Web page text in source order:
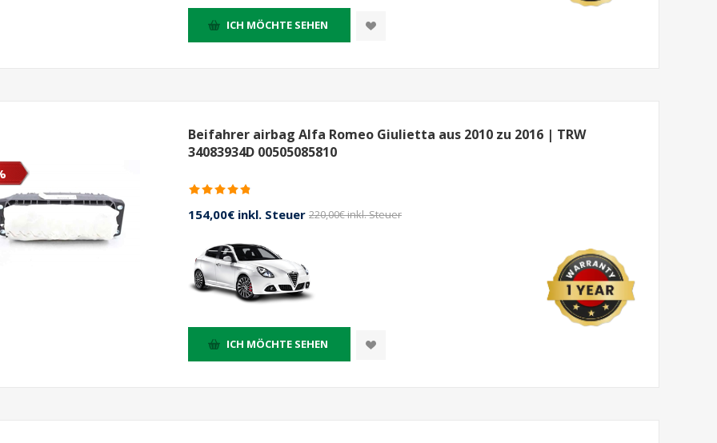
ICH MÖCHTE SEHEN
Beifahrer airbag Alfa Romeo Giulietta aus 2010 zu 2016 | TRW
34083934D 00505085810
154,00€ inkl. Steuer 220,00€ inkl. Steuer
ICH MÖCHTE SEHEN